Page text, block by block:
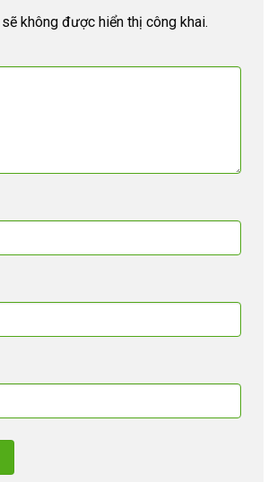
không được hiển thị công khai.